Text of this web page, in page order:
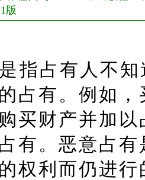
版
指占有人不
占有。例如
买财产并加
有。恶意占
权利而仍进